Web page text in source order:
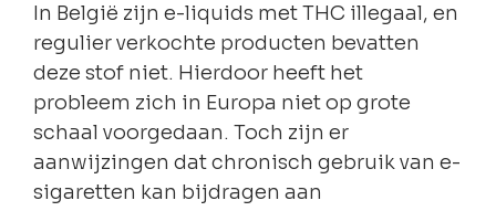
In België zijn e-liquids met THC illegaal, en
regulier verkochte producten bevatten
deze stof niet. Hierdoor heeft het
probleem zich in Europa niet op grote
schaal voorgedaan. Toch zijn er
aanwijzingen dat chronisch gebruik van e-
sigaretten kan bijdragen aan